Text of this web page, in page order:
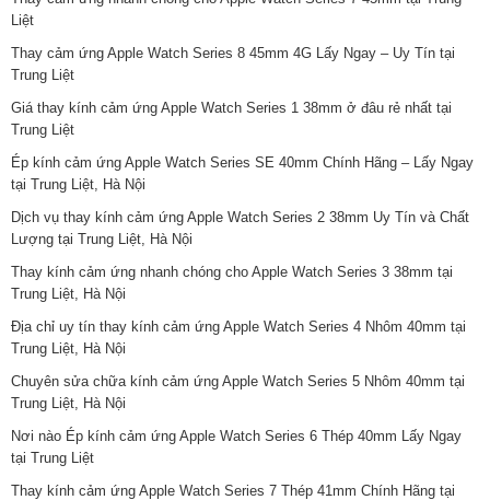
Liệt
Thay cảm ứng Apple Watch Series 8 45mm 4G Lấy Ngay – Uy Tín tại
Trung Liệt
Giá thay kính cảm ứng Apple Watch Series 1 38mm ở đâu rẻ nhất tại
Trung Liệt
Ép kính cảm ứng Apple Watch Series SE 40mm Chính Hãng – Lấy Ngay
tại Trung Liệt, Hà Nội
Dịch vụ thay kính cảm ứng Apple Watch Series 2 38mm Uy Tín và Chất
Lượng tại Trung Liệt, Hà Nội
Thay kính cảm ứng nhanh chóng cho Apple Watch Series 3 38mm tại
Trung Liệt, Hà Nội
Địa chỉ uy tín thay kính cảm ứng Apple Watch Series 4 Nhôm 40mm tại
Trung Liệt, Hà Nội
Chuyên sửa chữa kính cảm ứng Apple Watch Series 5 Nhôm 40mm tại
Trung Liệt, Hà Nội
Nơi nào Ép kính cảm ứng Apple Watch Series 6 Thép 40mm Lấy Ngay
tại Trung Liệt
Thay kính cảm ứng Apple Watch Series 7 Thép 41mm Chính Hãng tại